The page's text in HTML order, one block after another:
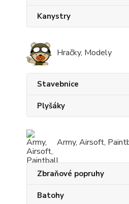
Kanystry
Hračky, Modely
Stavebnice
Plyšáky
Army, Airsoft,
Zbraňové popruhy
Batohy